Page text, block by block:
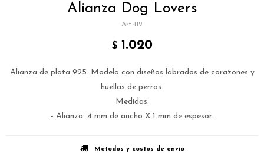
Alianza Dog Lovers
112
$ 1.020
Alianza de plata 925. Modelo con diseños labrados de corazones y
huellas de perros.
Medidas:
- Alianza: 4 mm de ancho X 1 mm de espesor.
Métodos y costos de envío